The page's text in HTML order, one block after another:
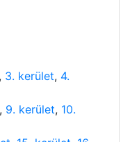
, 3. kerület, 4.
, 9. kerület, 10.